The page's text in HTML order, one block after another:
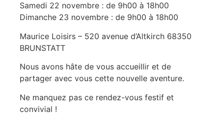
Samedi 22 novembre : de 9h00 à 18h00
Dimanche 23 novembre : de 9h00 à 18h00
Maurice Loisirs – 520 avenue d’Altkirch 68350
BRUNSTATT
Nous avons hâte de vous accueillir et de
partager avec vous cette nouvelle aventure.
Ne manquez pas ce rendez-vous festif et
convivial !